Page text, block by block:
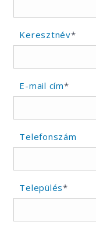
Keresztnév*
E-mail cím*
Telefonszám
Település*